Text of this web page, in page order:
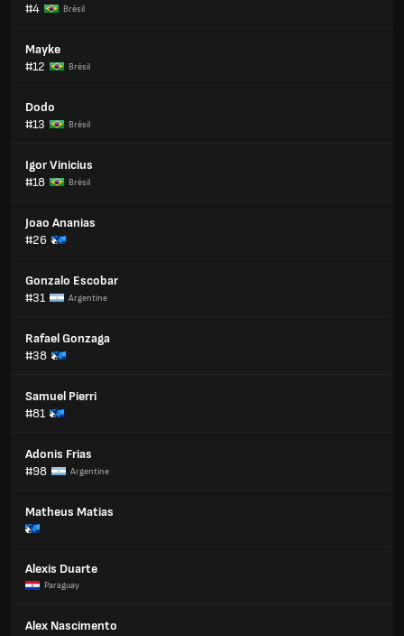
#4
Brésil
Mayke
#12
Brésil
Dodo
#13
Brésil
Igor Vinicius
#18
Brésil
Joao Ananias
#26
Gonzalo Escobar
#31
Argentine
Rafael Gonzaga
#38
Samuel Pierri
#81
Adonis Frias
#98
Argentine
Matheus Matias
Alexis Duarte
Paraguay
Alex Nascimento